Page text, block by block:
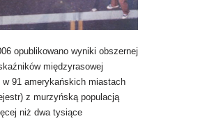
opublikowano wyniki obszernej
międzyrasowej
w 91 amerykańskich miastach
z murzyńską populacją
niż dwa tysiące